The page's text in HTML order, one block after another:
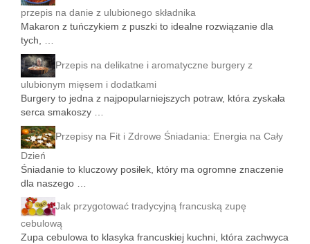
przepis na danie z ulubionego składnika
Makaron z tuńczykiem z puszki to idealne rozwiązanie dla
tych, …
Przepis na delikatne i aromatyczne burgery z
ulubionym mięsem i dodatkami
Burgery to jedna z najpopularniejszych potraw, która zyskała
serca smakoszy …
Przepisy na Fit i Zdrowe Śniadania: Energia na Cały
Dzień
Śniadanie to kluczowy posiłek, który ma ogromne znaczenie
dla naszego …
Jak przygotować tradycyjną francuską zupę
cebulową
Zupa cebulowa to klasyka francuskiej kuchni, która zachwyca